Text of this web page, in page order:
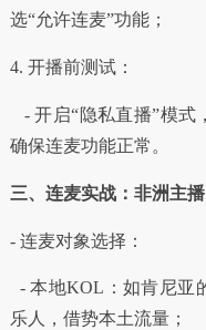
选“允许连麦”功能；
4. 开播前测试：
- 开启“隐私直播”模式
确保连麦功能正常。
三、连麦实战：非洲主
- 连麦对象选择：
- 本地KOL：如肯尼亚
乐人，借势本土流量；